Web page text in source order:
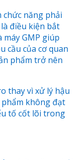
năng phải
điều kiện bắt
GMP giúp
cầu của cơ quan
phẩm trở nên
thay vì xử lý hậu
không đạt
tố cốt lõi trong